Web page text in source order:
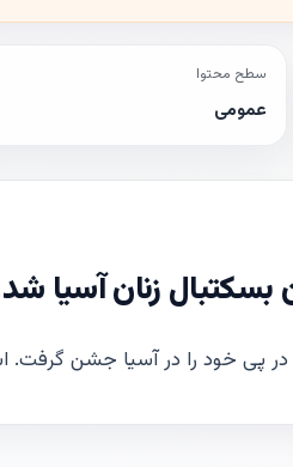
سطح محتوا
عمومی
بسکتبال زنان آسیا